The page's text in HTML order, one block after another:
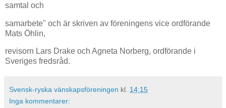
samtal och
samarbete" och är skriven av föreningens vice ordförande
Mats Öhlin,
revisorn Lars Drake och Agneta Norberg, ordförande i
Sveriges fredsråd.
Svensk-ryska vänskapsföreningen kl. 14:15
Inga kommentarer: